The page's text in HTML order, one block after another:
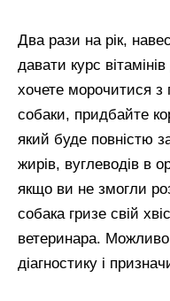
Два рази на рік,
давати курс
хочете морочитися з
собаки, придбайте
який буде повністю
жирів, вуглеводів в
якщо ви не змогли
собака гризе свій
ветеринара.
діагностику і